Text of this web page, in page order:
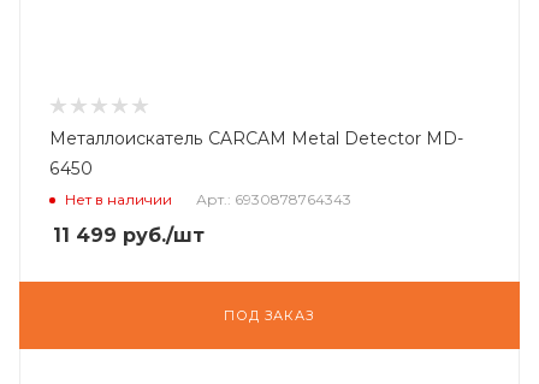
Металлоискатель CARCAM Metal Detector MD-
6450
Нет в наличии Арт.: 6930878764343
11 499 руб./шт
ПОД ЗАКАЗ